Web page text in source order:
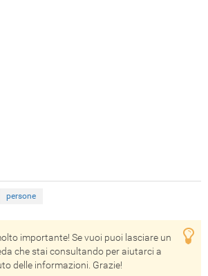
persone
importante! Se vuoi puoi lasciare un
che stai consultando per aiutarci a
delle informazioni. Grazie!